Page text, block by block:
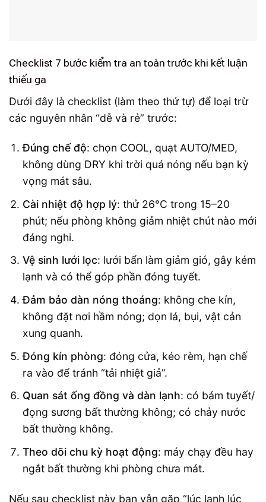
Checklist 7 bước kiểm tra an toàn trước khi kết luận
thiếu ga
Dưới đây là checklist (làm theo thứ tự) để loại trừ
các nguyên nhân “dễ và rẻ” trước:
Đúng chế độ: chọn COOL, quạt AUTO/MED,
không dùng DRY khi trời quá nóng nếu bạn kỳ
vọng mát sâu.
Cài nhiệt độ hợp lý: thử 26°C trong 15–20
phút; nếu phòng không giảm nhiệt chút nào mới
đáng nghi.
Vệ sinh lưới lọc: lưới bẩn làm giảm gió, gây kém
lạnh và có thể góp phần đóng tuyết.
Đảm bảo dàn nóng thoáng: không che kín,
không đặt nơi hầm nóng; dọn lá, bụi, vật cản
xung quanh.
Đóng kín phòng: đóng cửa, kéo rèm, hạn chế
ra vào để tránh “tải nhiệt giả”.
Quan sát ống đồng và dàn lạnh: có bám tuyết/
đọng sương bất thường không; có chảy nước
bất thường không.
Theo dõi chu kỳ hoạt động: máy chạy đều hay
ngắt bất thường khi phòng chưa mát.
Nếu sau checklist này bạn vẫn gặp “lúc lạnh lúc